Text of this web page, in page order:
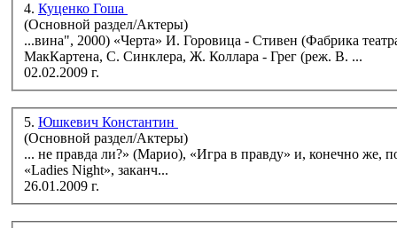
4. Куценко Гоша
(Основной раздел/Актеры)
...вина", 2000) «Черта» И. Горовица - Стивен (Фабрика театральных событий, 2000) «Ladies Night. Только для женщин» А.
МакКартена, С. Синклера, Ж. Коллара - Грег (реж. В. ...
02.02.2009 г.
5. Юшкевич Константин
(Основной раздел/Актеры)
... не правда ли?» (Марио), «Игра в правду» и, конечно же, по
«Ladies Night», заканч...
26.01.2009 г.